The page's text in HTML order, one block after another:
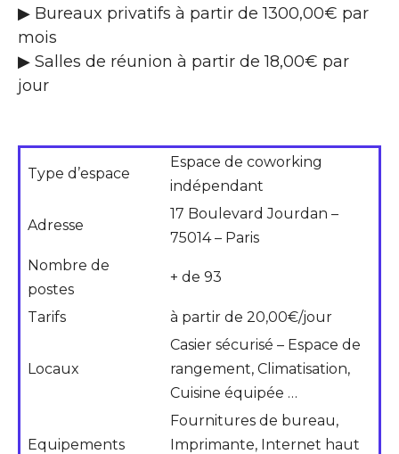
▶ Bureaux privatifs à partir de 1300,00€ par
mois
▶ Salles de réunion à partir de 18,00€ par
jour
Type d’espace
Espace de coworking
indépendant
Adresse
17 Boulevard Jourdan –
75014 – Paris
Nombre de
postes
+ de 93
Tarifs à partir de 20,00€/jour
Locaux
Casier sécurisé – Espace de
rangement, Climatisation,
Cuisine équipée …
Equipements
Fournitures de bureau,
Imprimante, Internet haut